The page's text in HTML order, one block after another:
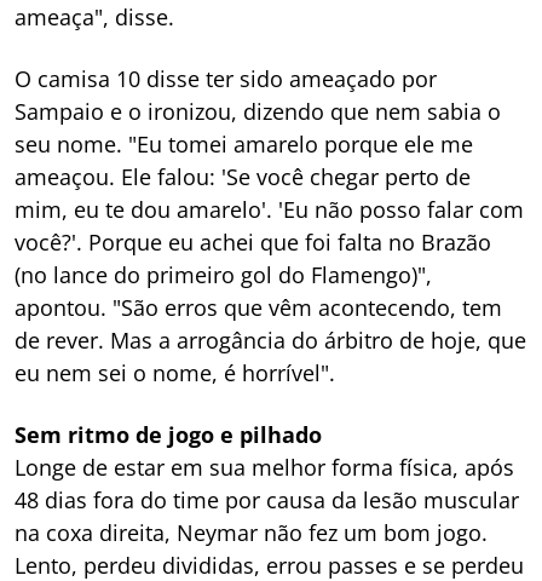
ameaça", disse.
O camisa 10 disse ter sido ameaçado por
Sampaio e o ironizou, dizendo que nem sabia o
seu nome. "Eu tomei amarelo porque ele me
ameaçou. Ele falou: 'Se você chegar perto de
mim, eu te dou amarelo'. 'Eu não posso falar com
você?'. Porque eu achei que foi falta no Brazão
(no lance do primeiro gol do Flamengo)",
apontou. "São erros que vêm acontecendo, tem
de rever. Mas a arrogância do árbitro de hoje, que
eu nem sei o nome, é horrível".
Sem ritmo de jogo e pilhado
Longe de estar em sua melhor forma física, após
48 dias fora do time por causa da lesão muscular
na coxa direita, Neymar não fez um bom jogo.
Lento, perdeu divididas, errou passes e se perdeu